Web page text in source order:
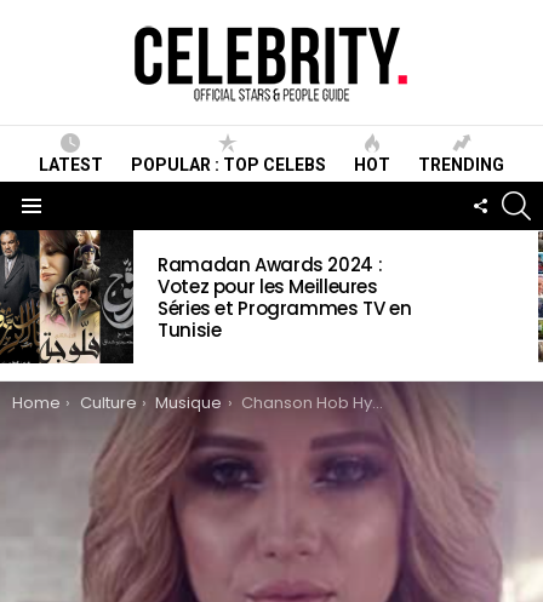
LATEST POPULAR : TOP CELEBS HOT TRENDING
LATEST
STORIES
Ramadan Awards 2024 :
Votez pour les Meilleures
Séries et Programmes TV en
Tunisie
You are here:
Home Culture Musique Chanson Hob Hyeti par Maya Wiki, paroles & Informations